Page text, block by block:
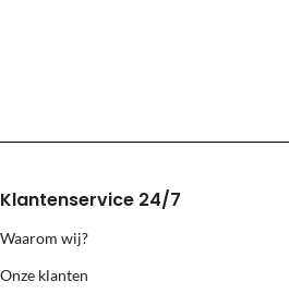
Levering naar
Klantenservice 24/7
Waarom wij?
Onze klanten